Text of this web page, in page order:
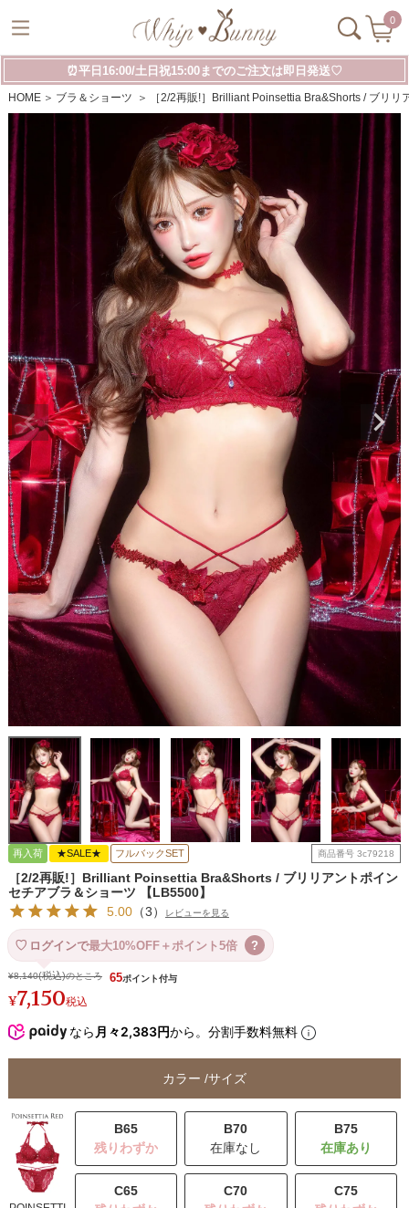
0
⏰平日16:00/土日祝15:00までのご注文は即日発送♡
HOME ブラ＆ショーツ ［2/2再販!］Brilliant Poinsettia Bra&Shorts / ブリ
再入荷 ★SALE★ フルバックSET 商品番号 3c79218
［2/2再販!］Brilliant Poinsettia Bra&Shorts / ブリリアントポイン
セチアブラ＆ショーツ 【LB5500】
5.00（3） レビューを見る
ログインで最大10%OFF＋ポイント5倍 ?
¥8,140 のところ
¥7,150税込
65
なら 月々2,383円から。分割手数料無料
カラー サイズ
B65
残りわずか
B70
在庫なし
B75
C65
C70
C75